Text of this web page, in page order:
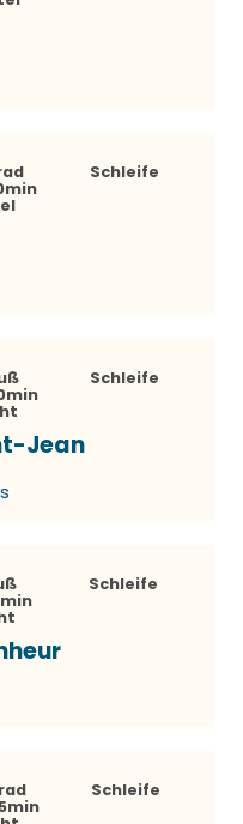
Schleife
Schleife
Jean
Schleife
Schleife